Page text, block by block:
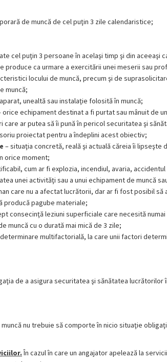
de muncă de cel puţin 3 zile calendaristice;
cel puţin 3 persoane în acelaşi timp şi din aceeaşi
produce ca urmare a exercitării unei meserii sau
locului de muncă, precum şi de
muncă;
unealtă sau instalaţie folosită în muncă;
orice echipament destinat a fi purtat sau mânuit de
ar putea să îi pună în pericol securitatea şi
proiectat pentru a îndeplini acest obiectiv;
– situaţia concretă, reală şi actuală căreia îi lipseşte
orice moment;
cum ar fi explozia, incendiul, avaria,
unei activităţi sau a unui echipament de muncă
care nu a afectat lucrătorii, dar ar fi fost posibil să
producă pagube materiale;
consecinţă leziuni superficiale care necesită
muncă cu o durată mai mică de 3 zile;
multifactorială, la care unii factori
de a asigura securitatea şi sănătatea
nu trebuie să comporte în nicio situaţie
În cazul în care un angajator apelează la